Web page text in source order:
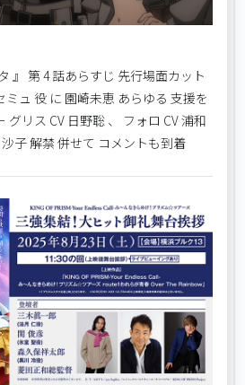
』 第 4 話あらすじ 先行場面カット
ュ 役 に 園崎未恵 あらゆる 支援を
グリス CV 日野聡 、 フォロ CV 浦和
子 解禁 併せて コメントも到着